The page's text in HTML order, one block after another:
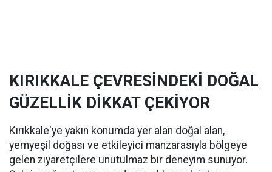
KIRIKKALE ÇEVRESİNDEKİ DOĞAL
GÜZELLİK DİKKAT ÇEKİYOR
Kırıkkale'ye yakın konumda yer alan doğal alan,
yemyeşil doğası ve etkileyici manzarasıyla bölgeye
gelen ziyaretçilere unutulmaz bir deneyim sunuyor.